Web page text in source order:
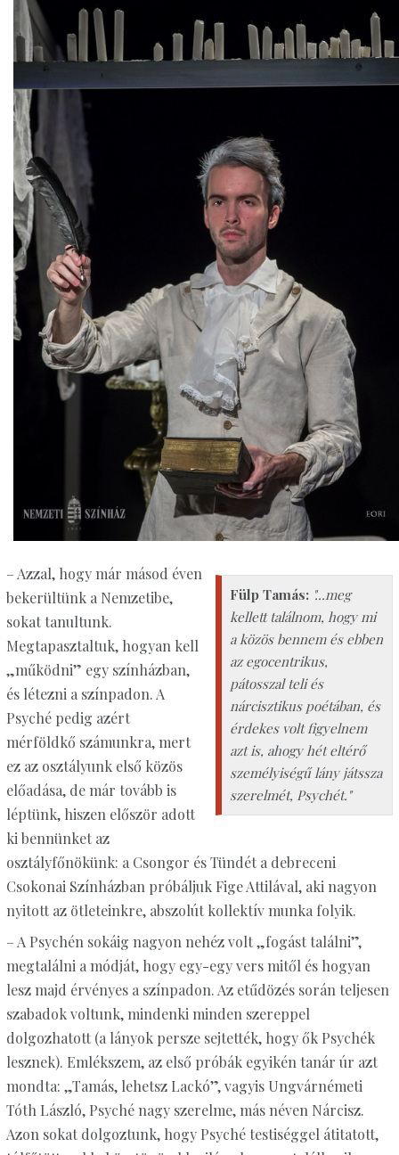
Fülp Tamás: "...meg
kellett találnom, hogy mi
a közös bennem és ebben
az egocentrikus,
pátosszal teli és
nárcisztikus poé­tában, és
érdekes volt figyelnem
azt is, ahogy hét eltérő
személyiségű lány játssza
szerelmét, Psychét."
– Azzal, hogy már másod éven
bekerültünk a Nemzetibe,
sokat tanultunk.
Megtapasztaltuk, hogyan kell
„működni” egy színházban,
és létezni a színpadon. A
Psyché pedig azért
mérföldkő számunkra, mert
ez az osztályunk első közös
előadása, de már tovább is
léptünk, hiszen először adott
ki bennünket az
osztályfőnökünk: a Csongor és Tündét a debreceni
Csokonai Színházban próbáljuk Fige Attilával, aki nagyon
nyitott az ötleteinkre, abszolút kollektív munka folyik.
– A Psychén sokáig nagyon nehéz volt „fogást találni”,
megtalálni a módját, hogy egy-egy vers mitől és hogyan
lesz majd érvényes a színpadon. Az etűdözés során teljesen
szabadok voltunk, mindenki minden szereppel
dolgozhatott (a lányok persze sejtették, hogy ők Psychék
lesznek). Emlékszem, az első próbák egyikén tanár úr azt
mondta: „Tamás, lehetsz Lackó”, vagyis Ungvárnémeti
Tóth László, Psyché nagy szerelme, más néven Nárcisz.
Azon sokat dolgoztunk, hogy Psyché testiséggel átitatott,